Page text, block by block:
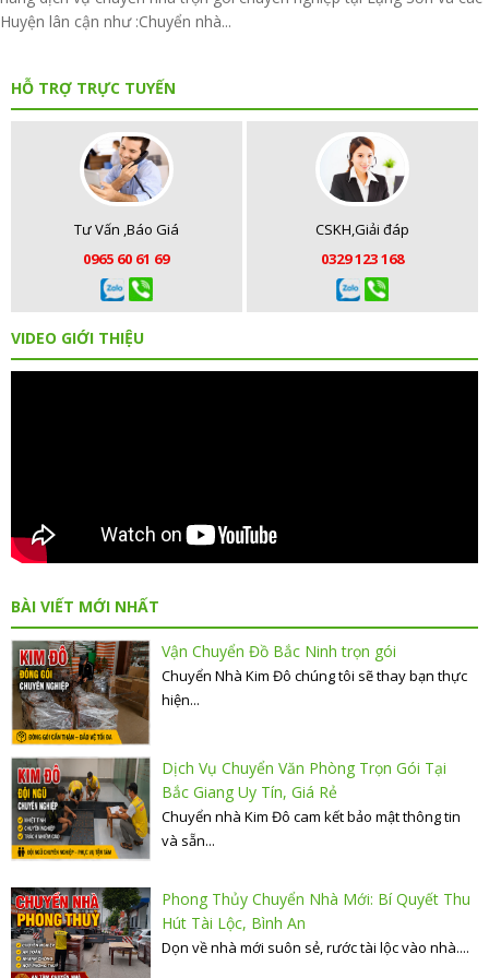
Huyện lân cận như :Chuyển nhà...
HỖ TRỢ TRỰC TUYẾN
Tư Vấn ,Báo Giá
0965 60 61 69
CSKH,Giải đáp
0329 123 168
VIDEO GIỚI THIỆU
BÀI VIẾT MỚI NHẤT
Vận Chuyển Đồ Bắc Ninh trọn gói
Chuyển Nhà Kim Đô chúng tôi sẽ thay bạn thực
hiện...
Dịch Vụ Chuyển Văn Phòng Trọn Gói Tại
Bắc Giang Uy Tín, Giá Rẻ
Chuyển nhà Kim Đô cam kết bảo mật thông tin
và sẵn...
Phong Thủy Chuyển Nhà Mới: Bí Quyết Thu
Hút Tài Lộc, Bình An
Dọn về nhà mới suôn sẻ, rước tài lộc vào nhà....